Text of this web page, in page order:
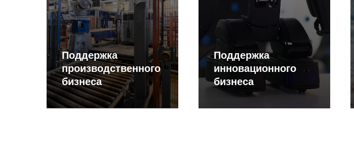
Поддержка
производственного
бизнеса
Поддержка
инновационного
бизнеса